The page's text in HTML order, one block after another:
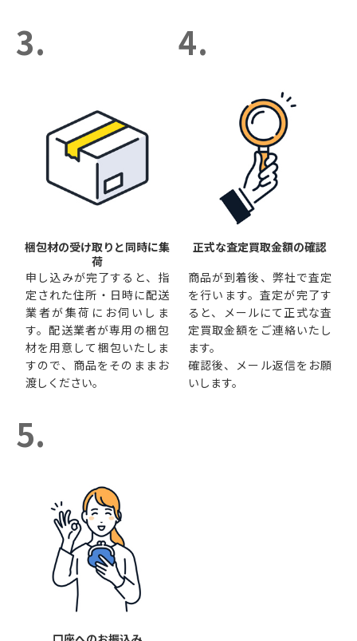
3.
梱包材の受け取りと同時に集
荷
申し込みが完了すると、指
定された住所・日時に配送
業者が集荷にお伺いしま
す。配送業者が専用の梱包
材を用意して梱包いたしま
すので、商品をそのままお
渡しください。
4.
正式な査定買取金額の確認
商品が到着後、弊社で査定
を行います。査定が完了す
ると、メールにて正式な査
定買取金額をご連絡いたし
ます。
確認後、メール返信をお願
いします。
5.